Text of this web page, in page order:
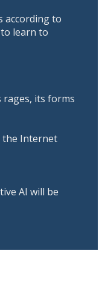
according to
learn to
rages, its forms
the Internet
AI will be